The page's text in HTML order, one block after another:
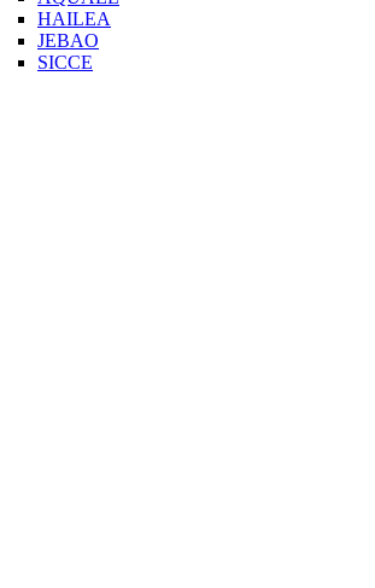
HAILEA
JEBAO
SICCE